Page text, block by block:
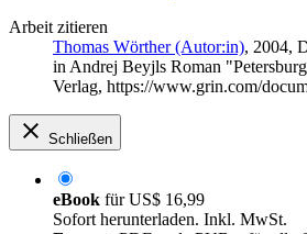
Arbeit zitieren
Thomas Wörther (Autor:in), 2004,
in Andrej Beyjls Roman
Verlag, https://www.grin.com/
Schließen
eBook fürUS$ 16,99
Sofort herunterladen. Inkl. MwSt.